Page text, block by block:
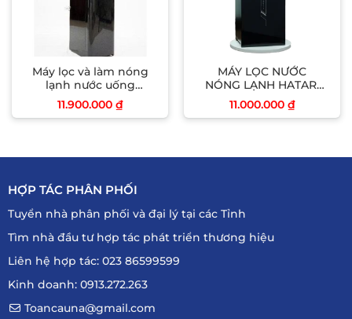
Máy lọc và làm nóng
lạnh nước uống
model RF86
11.900.000 ₫
MÁY LỌC NƯỚC
NÓNG LẠNH HATARI
(H308NL)
11.000.000 ₫
HỢP TÁC PHÂN PHỐI
Tuyển nhà phân phối và đại lý tại các Tỉnh
Tìm nhà đầu tư hợp tác phát triển thương hiệu
Liên hệ hợp tác: 023 86599599
Kinh doanh: 0913.272.263
Toancauna@gmail.com